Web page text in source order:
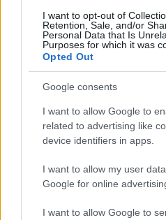
I want to opt-out of
Retention, Sale, and/or
Personal Data that Is
Purposes for which it was
Opted Out
Google consents
I want to allow Google to
related to advertising like
device identifiers in apps.
I want to allow my user
Google for online
I want to allow Google to
δολοφονημένους
Σολωμού
Πιο
Μετέτρεψαν το
σε ελικοδρόμιο –
ελικόπτερο τους
συνεχίζει τις
Πού βρέθηκε το
θα παρουσιάσει ο